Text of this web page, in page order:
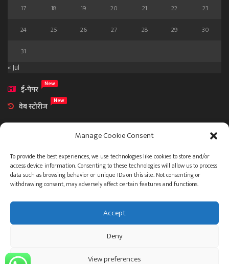
Manage Cookie Consent
To provide the best experiences, we use technologies like cookies to store and/or
access device information. Consenting to these technologies will allow us to process
data such as browsing behavior or unique IDs on this site. Not consenting or
withdrawing consent, may adversely affect certain features and functions.
Accept
Deny
View preferences
17
18 19 20 21 22
23
24
25 26 27 28 29
30
31
« Jul
ई-पेपर
New
वेब स्टोरीज New
आमच्या विषयी
संपर्क
© 2023 .